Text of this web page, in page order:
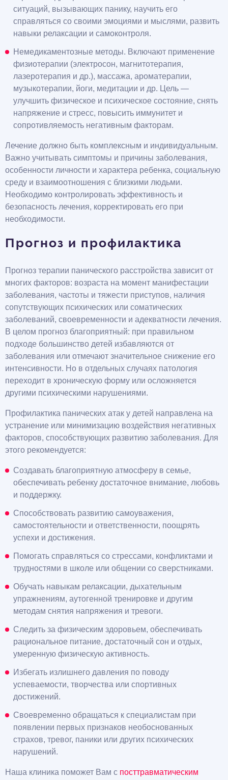
ситуаций, вызывающих панику, научить его
справляться со своими эмоциями и мыслями, развить
навыки релаксации и самоконтроля.
Немедикаментозные методы. Включают применение
физиотерапии (электросон, магнитотерапия,
лазеротерапия и др.), массажа, ароматерапии,
музыкотерапии, йоги, медитации и др. Цель —
улучшить физическое и психическое состояние, снять
напряжение и стресс, повысить иммунитет и
сопротивляемость негативным факторам.
Лечение должно быть комплексным и индивидуальным.
Важно учитывать симптомы и причины заболевания,
особенности личности и характера ребенка, социальную
среду и взаимоотношения с близкими людьми.
Необходимо контролировать эффективность и
безопасность лечения, корректировать его при
необходимости.
Прогноз и профилактика
Прогноз терапии панического расстройства зависит от
многих факторов: возраста на момент манифестации
заболевания, частоты и тяжести приступов, наличия
сопутствующих психических или соматических
заболеваний, своевременности и адекватности лечения.
В целом прогноз благоприятный: при правильном
подходе большинство детей избавляются от
заболевания или отмечают значительное снижение его
интенсивности. Но в отдельных случаях патология
переходит в хроническую форму или осложняется
другими психическими нарушениями.
Профилактика панических атак у детей направлена на
устранение или минимизацию воздействия негативных
факторов, способствующих развитию заболевания. Для
этого рекомендуется:
Создавать благоприятную атмосферу в семье,
обеспечивать ребенку достаточное внимание, любовь
и поддержку.
Способствовать развитию самоуважения,
самостоятельности и ответственности, поощрять
успехи и достижения.
Помогать справляться со стрессами, конфликтами и
трудностями в школе или общении со сверстниками.
Обучать навыкам релаксации, дыхательным
упражнениям, аутогенной тренировке и другим
методам снятия напряжения и тревоги.
Следить за физическим здоровьем, обеспечивать
рациональное питание, достаточный сон и отдых,
умеренную физическую активность.
Избегать излишнего давления по поводу
успеваемости, творчества или спортивных
достижений.
Своевременно обращаться к специалистам при
появлении первых признаков необоснованных
страхов, тревог, паники или других психических
нарушений.
Наша клиника поможет Вам с посттравматическим